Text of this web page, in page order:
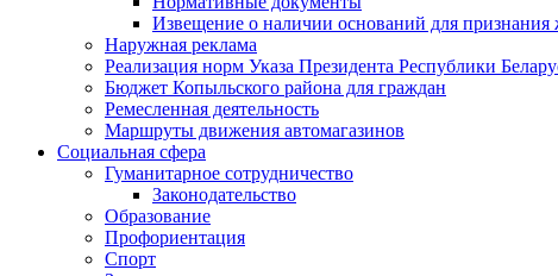
Извещение о наличии оснований для
Наружная реклама
Реализация норм Указа Президента Республики
Бюджет Копыльского района для граждан
Ремесленная деятельность
Маршруты движения автомагазинов
Социальная сфера
Гуманитарное сотрудничество
Законодательство
Образование
Профориентация
Спорт